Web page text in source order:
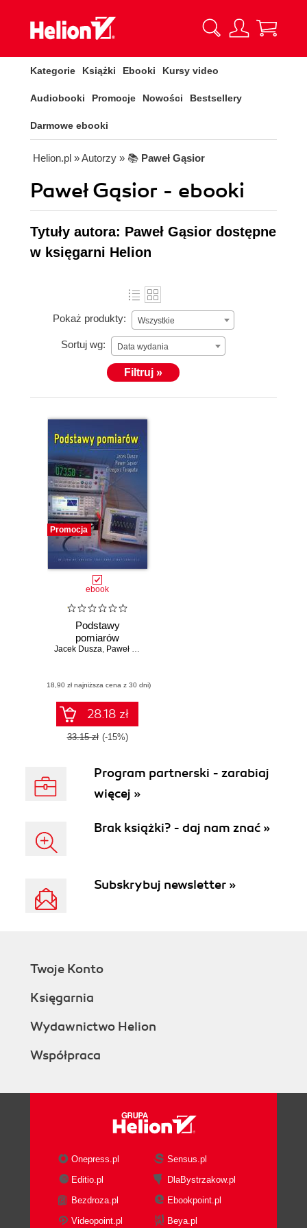
Kategorie Książki Ebooki Kursy video
Audiobooki Promocje Nowości Bestsellery
Darmowe ebooki
Helion.pl » Autorzy » 📚 Paweł Gąsior
Paweł Gąsior - ebooki
Tytuły autora: Paweł Gąsior dostępne
w księgarni Helion
Pokaż produkty: Wszystkie
Sortuj wg: Data wydania
Filtruj »
Promocja
ebook
Podstawy
pomiarów
Jacek Dusza, Paweł Gąsior
(18,90 zł najniższa cena z 30 dni)
28.18 zł
33.15 zł (-15%)
Program partnerski - zarabiaj
więcej »
Brak książki? - daj nam znać »
Subskrybuj newsletter »
Twoje Konto
Księgarnia
Wydawnictwo Helion
Współpraca
Onepress.pl
Sensus.pl
Editio.pl
DlaBystrzakow.pl
Bezdroza.pl
Ebookpoint.pl
Videopoint.pl
Beya.pl